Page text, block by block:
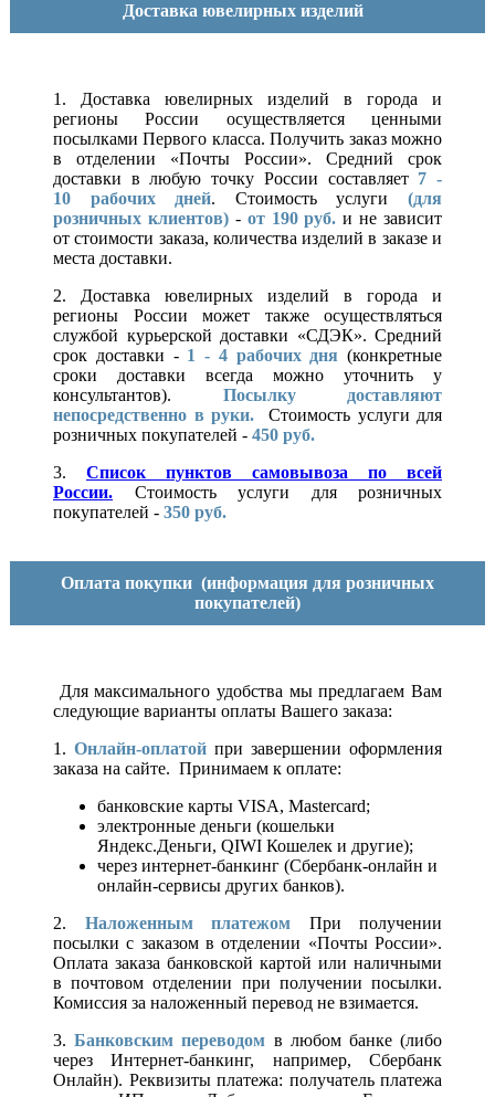
Доставка ювелирных изделий
1. Доставка ювелирных изделий в города и
регионы России осуществляется ценными
посылками Первого класса. Получить заказ можно
в отделении «Почты России». Средний срок
доставки в любую точку России составляет 7 -
10 рабочих дней. Стоимость услуги(для
розничных клиентов)- от 190 руб. и не зависит
от стоимости заказа, количества изделий в заказе и
места доставки.
2. Доставка ювелирных изделий в города и
регионы России может также осуществляться
службой курьерской доставки «СДЭК». Средний
срок доставки - 1 - 4 рабочих дня (конкретные
сроки доставки всегда можно уточнить у
консультантов). Посылку доставляют
непосредственно в руки.
Стоимость услуги для
розничных покупателей - 450 руб.
3. Список пунктов самовывоза по всей
России.
Стоимость услуги для розничных
покупателей - 350 руб.
Оплата покупки (информация для розничных
покупателей)
Для максимального удобства мы предлагаем Вам
следующие варианты оплаты Вашего заказа:
1. Онлайн-оплатой при завершении оформления
заказа на сайте. Принимаем к оплате:
банковские карты VISA, Mastercard;
электронные деньги (кошельки
Яндекс.Деньги, QIWI Кошелек и другие);
через интернет-банкинг (Сбербанк-онлайн и
онлайн-сервисы других банков).
2. Наложенным платежом При получении
посылки с заказом в отделении «Почты России».
Оплата заказа банковской картой или наличными
в почтовом отделении при получении посылки.
Комиссия за наложенный перевод не взимается.
3.Банковским переводом в любом банке (либо
через Интернет-банкинг, например, Сбербанк
Онлайн). Реквизиты платежа: получатель платежа